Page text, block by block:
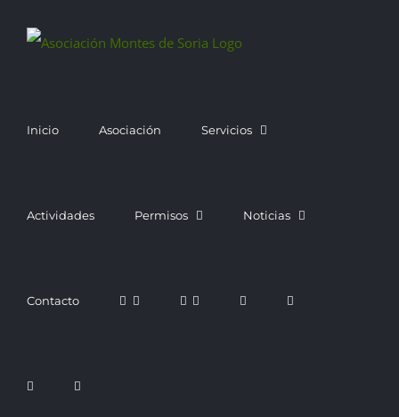
Inicio Asociación Servicios
Actividades Permisos Noticias
Contacto